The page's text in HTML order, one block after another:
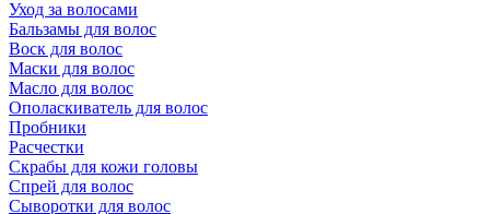
Уход за волосами
Бальзамы для волос
Воск для волос
Маски для волос
Масло для волос
Ополаскиватель для волос
Пробники
Расчестки
Скрабы для кожи головы
Спрей для волос
Сыворотки для волос